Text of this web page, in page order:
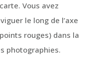
Vous avez
le long de l’axe
rouges) dans la
photographies.